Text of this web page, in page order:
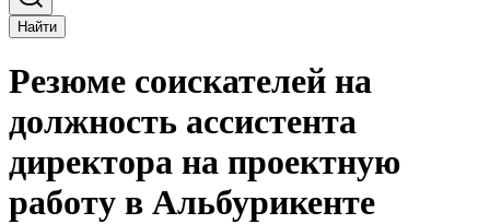
Найти
Резюме соискателей на
должность ассистента
директора на проектную
работу в Альбурикенте